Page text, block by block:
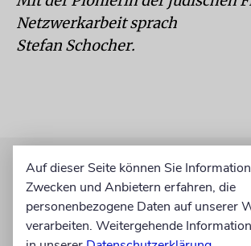
Netzwerkarbeit sprach
Stefan Schocher.
Auf dieser Seite können Sie
Zwecken und Anbietern erfahren, die
personenbezogene Daten auf unserer
verarbeiten. Weitergehende